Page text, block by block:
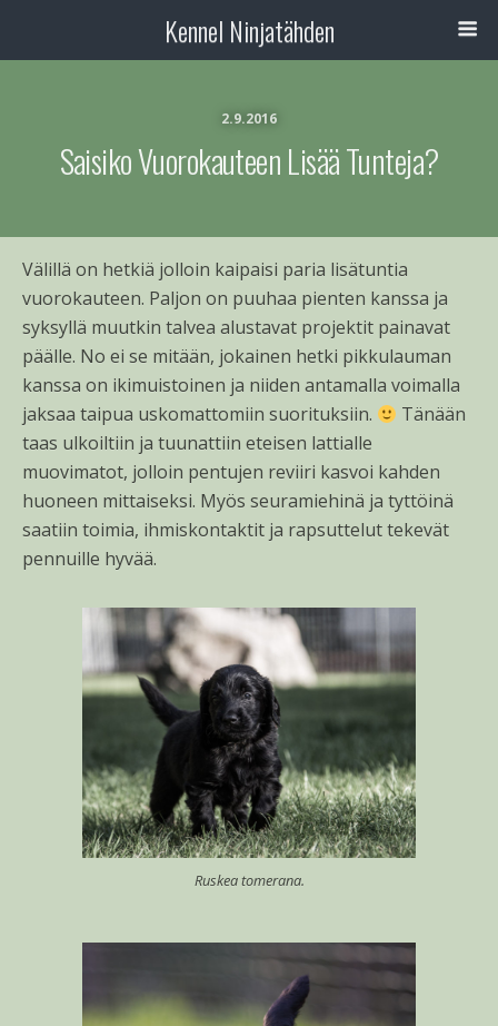
Kennel Ninjatähden
2.9.2016
Saisiko Vuorokauteen Lisää Tunteja?
Välillä on hetkiä jolloin kaipaisi paria lisätuntia
vuorokauteen. Paljon on puuhaa pienten kanssa ja
syksyllä muutkin talvea alustavat projektit painavat
päälle. No ei se mitään, jokainen hetki pikkulauman
kanssa on ikimuistoinen ja niiden antamalla voimalla
jaksaa taipua uskomattomiin suorituksiin.
Tänään
taas ulkoiltiin ja tuunattiin eteisen lattialle
muovimatot, jolloin pentujen reviiri kasvoi kahden
huoneen mittaiseksi. Myös seuramiehinä ja tyttöinä
saatiin toimia, ihmiskontaktit ja rapsuttelut tekevät
pennuille hyvää.
Ruskea tomerana.